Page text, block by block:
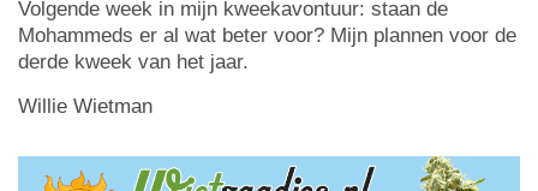
Volgende week in mijn kweekavontuur: staan de
Mohammeds er al wat beter voor? Mijn plannen voor de
derde kweek van het jaar.
Willie Wietman